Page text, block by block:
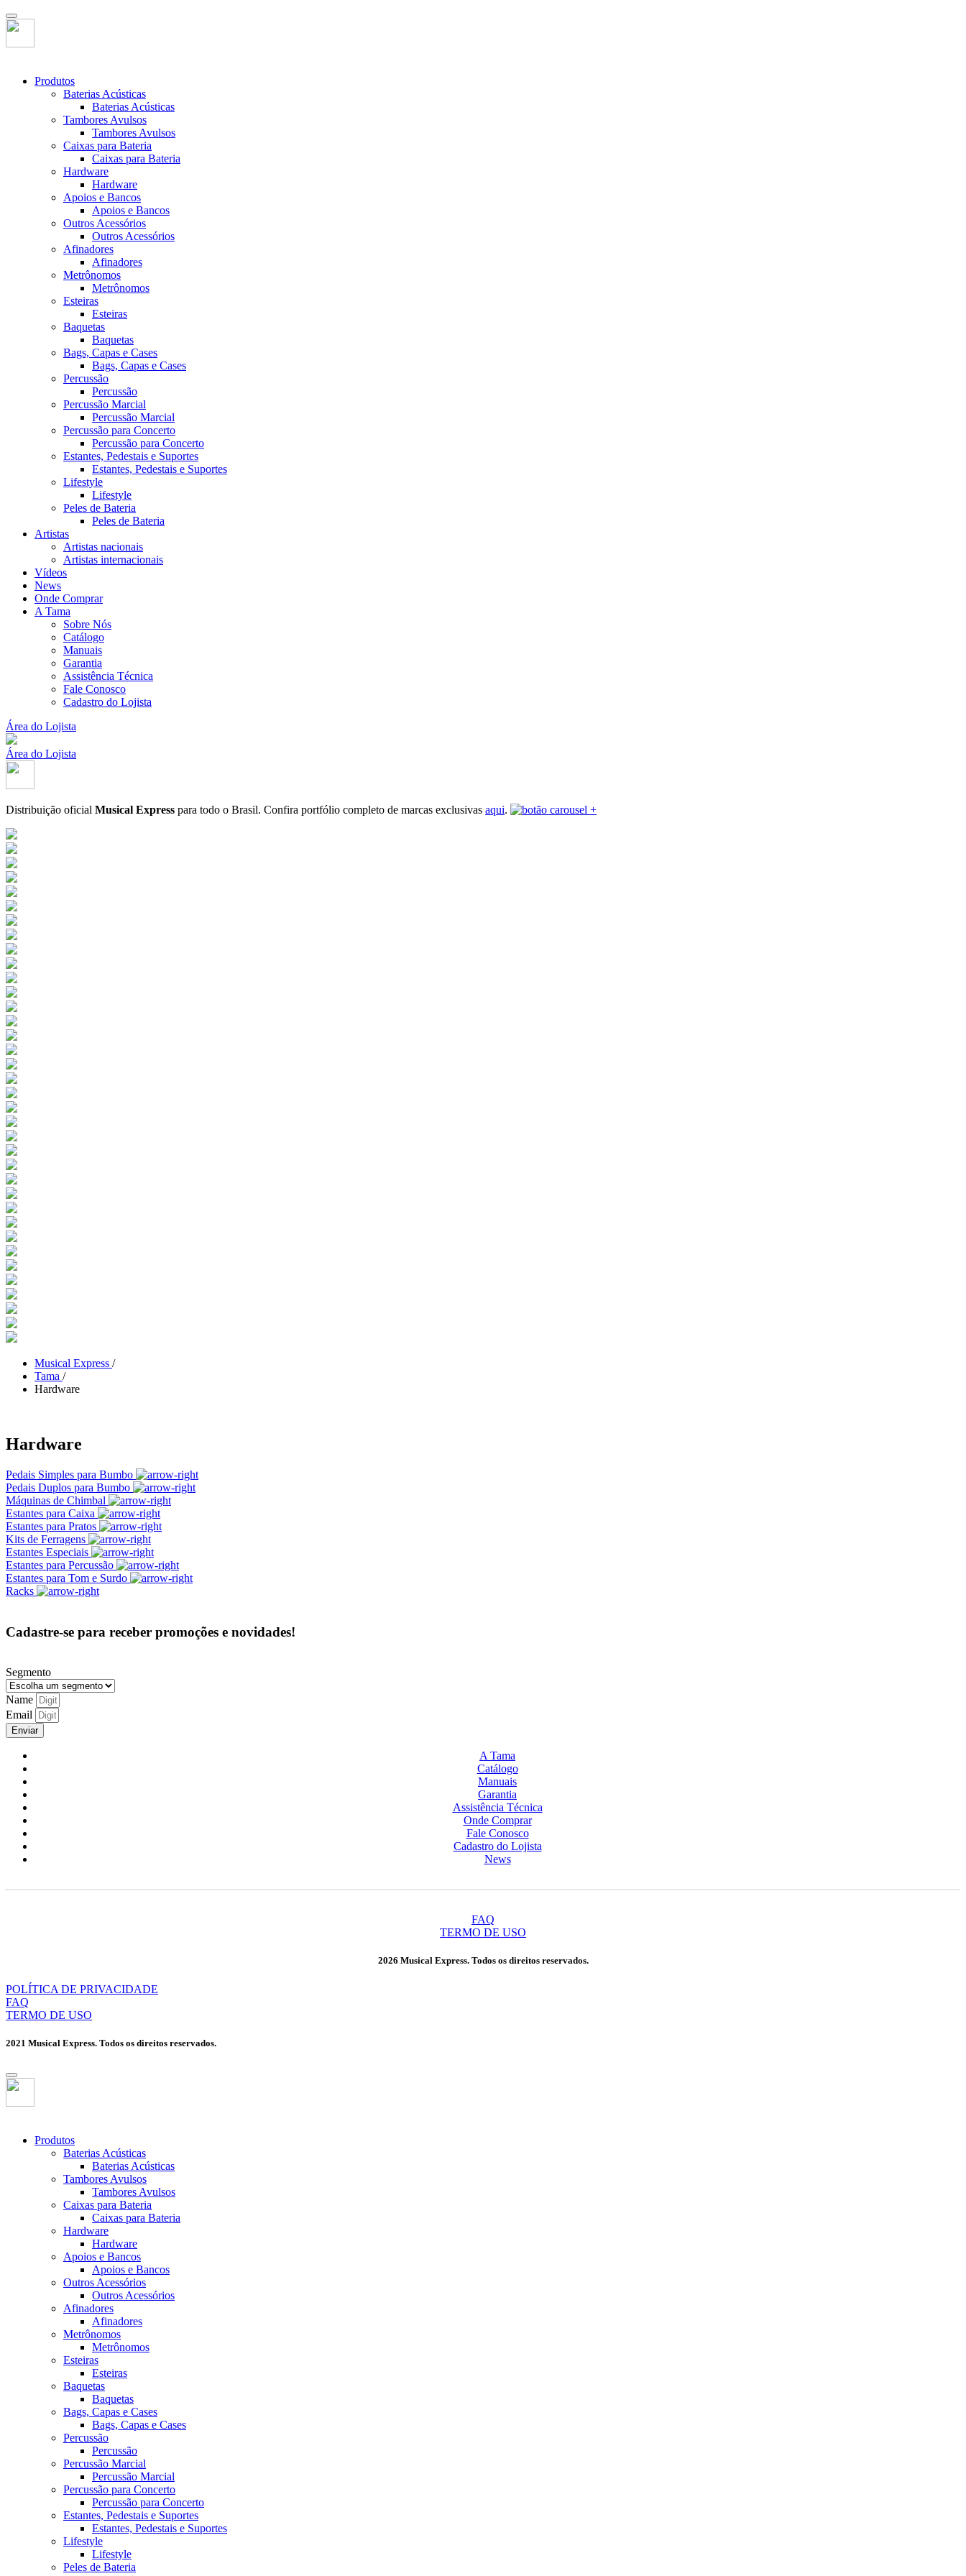
Produtos
Baterias Acústicas
Baterias Acústicas
Tambores Avulsos
Tambores Avulsos
Caixas para Bateria
Caixas para Bateria
Hardware
Hardware
Apoios e Bancos
Apoios e Bancos
Outros Acessórios
Outros Acessórios
Afinadores
Afinadores
Metrônomos
Metrônomos
Esteiras
Esteiras
Baquetas
Baquetas
Bags, Capas e Cases
Bags, Capas e Cases
Percussão
Percussão
Percussão Marcial
Percussão Marcial
Percussão para Concerto
Percussão para Concerto
Estantes, Pedestais e Suportes
Estantes, Pedestais e Suportes
Lifestyle
Lifestyle
Peles de Bateria
Peles de Bateria
Artistas
Artistas nacionais
Artistas internacionais
Vídeos
News
Onde Comprar
A Tama
Sobre Nós
Catálogo
Manuais
Garantia
Assistência Técnica
Fale Conosco
Cadastro do Lojista
Área do Lojista
Área do Lojista
Distribuição oficial Musical Express para todo o Brasil. Confira portfólio completo de marcas exclusivas aqui.
Musical Express /
Tama /
Hardware
Hardware
Pedais Simples para Bumbo
Pedais Duplos para Bumbo
Máquinas de Chimbal
Estantes para Caixa
Estantes para Pratos
Kits de Ferragens
Estantes Especiais
Estantes para Percussão
Estantes para Tom e Surdo
Racks
Cadastre-se para receber promoções e novidades!
Segmento
Name
Email
Enviar
A Tama
Catálogo
Manuais
Garantia
Assistência Técnica
Onde Comprar
Fale Conosco
Cadastro do Lojista
News
FAQ
TERMO DE USO
2026 Musical Express. Todos os direitos reservados.
POLÍTICA DE PRIVACIDADE
FAQ
TERMO DE USO
2021 Musical Express. Todos os direitos reservados.
Produtos
Baterias Acústicas
Baterias Acústicas
Tambores Avulsos
Tambores Avulsos
Caixas para Bateria
Caixas para Bateria
Hardware
Hardware
Apoios e Bancos
Apoios e Bancos
Outros Acessórios
Outros Acessórios
Afinadores
Afinadores
Metrônomos
Metrônomos
Esteiras
Esteiras
Baquetas
Baquetas
Bags, Capas e Cases
Bags, Capas e Cases
Percussão
Percussão
Percussão Marcial
Percussão Marcial
Percussão para Concerto
Percussão para Concerto
Estantes, Pedestais e Suportes
Estantes, Pedestais e Suportes
Lifestyle
Lifestyle
Peles de Bateria